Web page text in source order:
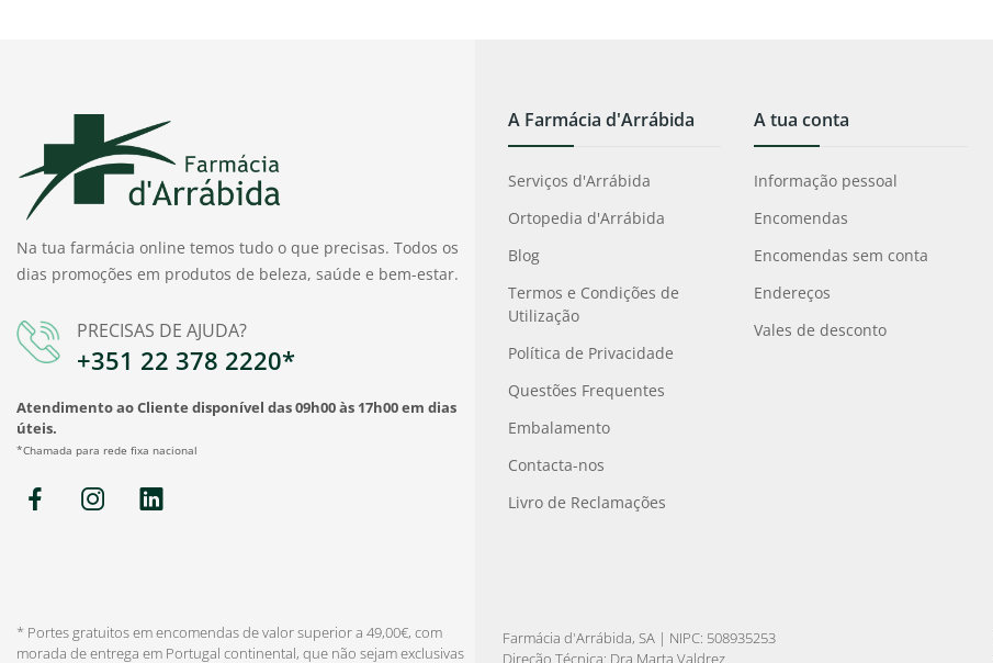
Na tua farmácia online temos tudo o que precisas. Todos os
dias promoções em produtos de beleza, saúde e bem-estar.
PRECISAS DE AJUDA?
+351 22 378 2220*
Atendimento ao Cliente disponível das 09h00 às 17h00 em dias
úteis.
*Chamada para rede fixa nacional
A Farmácia d'Arrábida
Serviços d'Arrábida
Ortopedia d'Arrábida
Blog
Termos e Condições de
Utilização
Política de Privacidade
Questões Frequentes
Embalamento
Contacta-nos
Livro de Reclamações
A tua conta
Informação pessoal
Encomendas
Encomendas sem conta
Endereços
Vales de desconto
* Portes gratuitos em encomendas de valor superior a 49,00€, com
morada de entrega em Portugal continental, que não sejam exclusivas
Farmácia d'Arrábida, SA | NIPC: 508935253
Direção Técnica: Dra Marta Valdrez